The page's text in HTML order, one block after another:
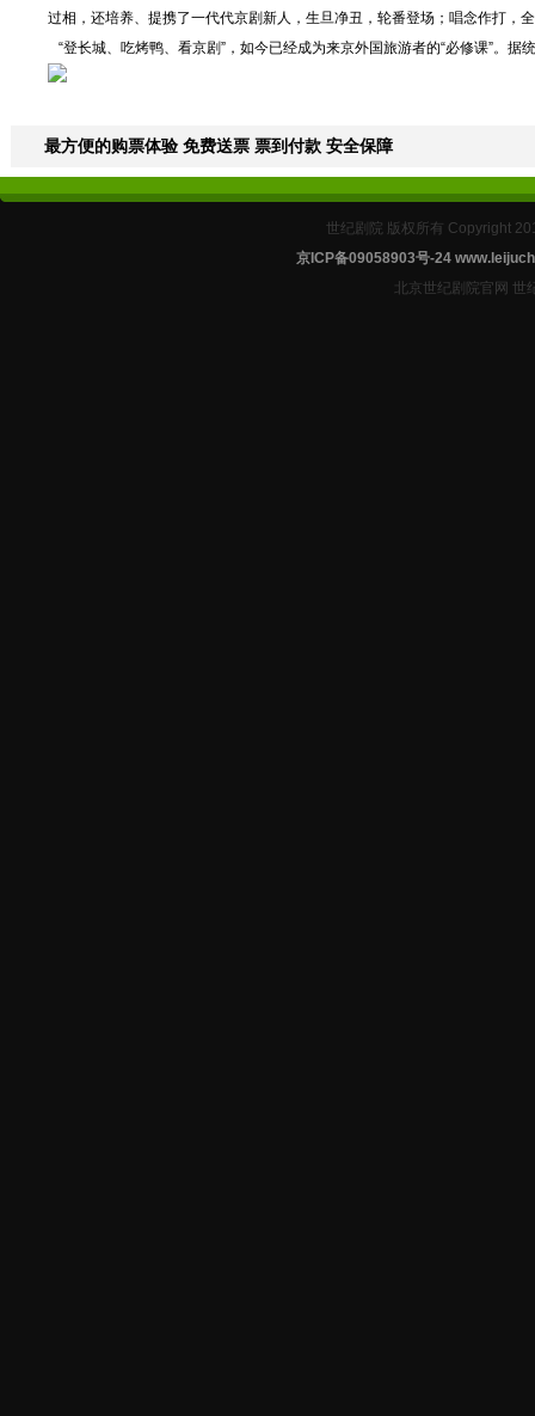
过相，还培养、提携了一代代京剧新人，生旦净丑，轮番登场；唱念作打，
“登长城、吃烤鸭、看京剧”，如今已经成为来京外国旅游者的“必修课”。
最方便的购票体验 免费送票 票到付款 安全保障
世纪剧院 版权所有 Copyright
京ICP备09058903号-24
北京世纪剧院官网 世